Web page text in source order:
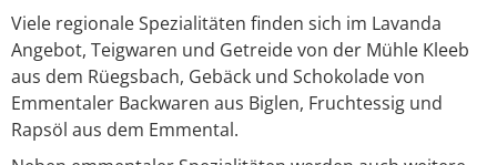
Viele regionale Spezialitäten finden sich im Lavanda
Angebot, Teigwaren und Getreide von der Mühle Kleeb
aus dem Rüegsbach, Gebäck und Schokolade von
Emmentaler Backwaren aus Biglen, Fruchtessig und
Rapsöl aus dem Emmental.